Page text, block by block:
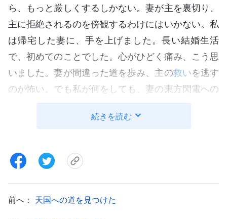
ら、もっと厳しくするしかない。妻が主を裏切り、
主に拒絶されるのを傍観するわけにはいかない。私
は帰宅した妻に、手を上げました。長い結婚生活
で、初めてのことでした。心がひどく痛み、こう思
いました。妻が間違った道を歩み、主の救いを逃す
のが怖い。でも私が何をしても、妻の東方閃電への
を処分しろと言ったことを思い出しました。そう
せて妻の本を見つけ、処分しましたが、妻は元の信
仰に帰ろうとしません。私の監視を逃れて集会に行
き、私にも全能神の言葉を読んで自分で判断するよ
うにと、言い続けました。正直言って、心が揺れて
続きを読む
前へ： 天国への道を見つけた